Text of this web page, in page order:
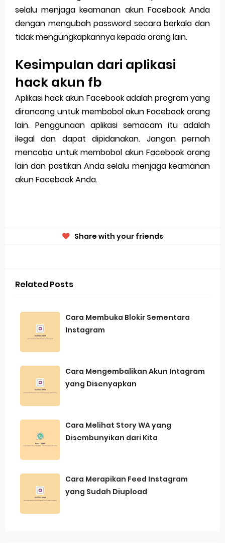
selalu menjaga keamanan akun Facebook Anda
dengan mengubah password secara berkala dan
tidak mengungkapkannya kepada orang lain.
Kesimpulan dari aplikasi
hack akun fb
Aplikasi hack akun Facebook adalah program yang
dirancang untuk membobol akun Facebook orang
lain. Penggunaan aplikasi semacam itu adalah
ilegal dan dapat dipidanakan. Jangan pernah
mencoba untuk membobol akun Facebook orang
lain dan pastikan Anda selalu menjaga keamanan
akun Facebook Anda.
Share with your friends
Related Posts
Cara Membuka Blokir Sementara
Instagram
Cara Mengembalikan Akun Intagram
yang Disenyapkan
Cara Melihat Story WA yang
Disembunyikan dari Kita
Cara Merapikan Feed Instagram
yang Sudah Diupload